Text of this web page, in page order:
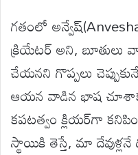
గతంలో
క్రియేటర్ అని, బూతులు
చేయనని గొప్పలు
ఆయన వాడిన భాష
కపటత్వం క్లియర్‌గా
స్థాయికి తెస్తే, మా